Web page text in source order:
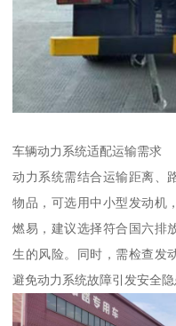
车辆动力系统适配运输需求​
动力系统需结合运输距离、
物品，可选用中小型发动机
燃易，建议选择符合国六排
生的风险。同时，需检查发
避免动力系统故障引发安全隐